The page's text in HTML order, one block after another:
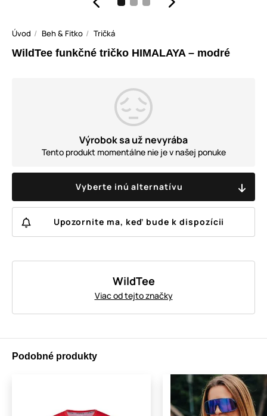
Úvod Beh & Fitko Tričká
WildTee funkčné tričko HIMALAYA – modré
Výrobok sa už nevyrába
Tento produkt momentálne nie je v našej ponuke
Vyberte inú alternatívu
Upozornite ma, keď bude k dispozícii
WildTee
Viac od tejto značky
Podobné produkty